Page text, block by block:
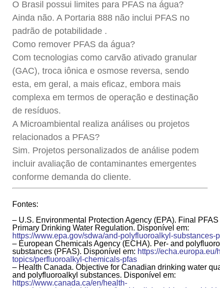
O Brasil possui limites para PFAS na água?
Ainda não. A Portaria 888 não inclui PFAS no
padrão de potabilidade .
Como remover PFAS da água?
Com tecnologias como carvão ativado granular
(GAC), troca iônica e osmose reversa, sendo
esta, em geral, a mais eficaz, embora mais
complexa em termos de operação e destinação
de resíduos.
A Microambiental realiza análises ou projetos
relacionados a PFAS?
Sim. Projetos personalizados de análise podem
incluir avaliação de contaminantes emergentes
conforme demanda do cliente.
Fontes:
– U.S. Environmental Protection Agency (EPA). Final
Primary Drinking Water Regulation. Disponível em:
https://www.epa.gov/sdwa/and-polyfluoroalkyl-substances-
– European Chemicals Agency (ECHA). Per- and
substances (PFAS). Disponível em: https://echa.europa.eu/
topics/perfluoroalkyl-chemicals-pfas
– Health Canada. Objective for Canadian drinking water
and polyfluoroalkyl substances. Disponível em:
https://www.canada.ca/en/health-